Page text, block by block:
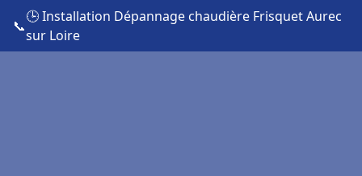
📞
🕒 Installation Dépannage chaudière Frisquet Aurec
sur Loire